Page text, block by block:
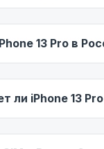
13 Pro в
ли iPhone 13